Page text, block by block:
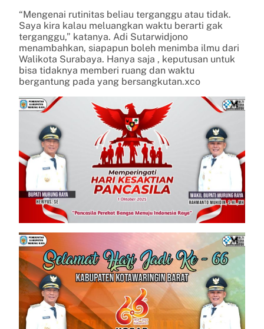
“Mengenai rutinitas beliau terganggu atau tidak.
Saya kira kalau meluangkan waktu berarti gak
terganggu,” katanya. Adi Sutarwidjono
menambahkan, siapapun boleh menimba ilmu dari
Walikota Surabaya. Hanya saja , keputusan untuk
bisa tidaknya memberi ruang dan waktu
bergantung pada yang bersangkutan.xco